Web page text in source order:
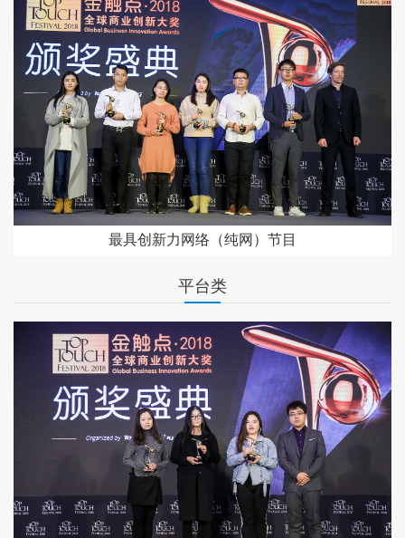
最具创新力网络（纯网）节目
平台类